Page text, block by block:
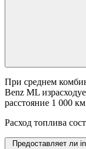
При среднем
Benz ML
расстояние 1 000
Расход топлива
Предоставляет ли